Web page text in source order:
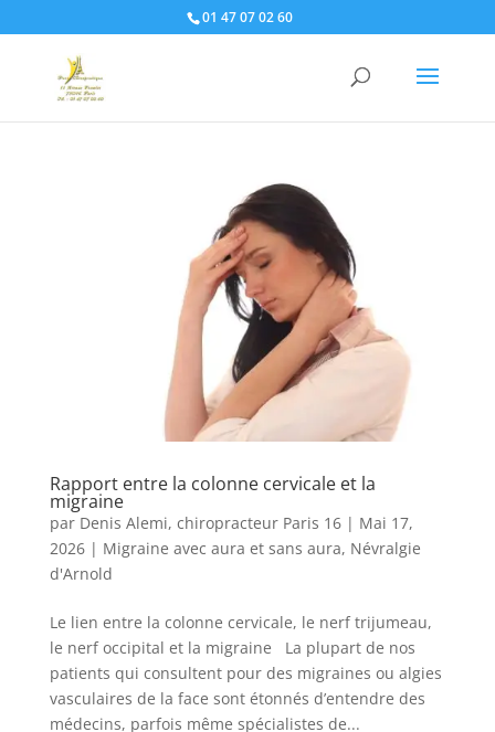
01 47 07 02 60
Rapport entre la colonne cervicale et la
migraine
par Denis Alemi, chiropracteur Paris 16| Mai 17,
2026| Migraine avec aura et sans aura, Névralgie
d'Arnold
Le lien entre la colonne cervicale, le nerf trijumeau,
le nerf occipital et la migraine La plupart de nos
patients qui consultent pour des migraines ou algies
vasculaires de la face sont étonnés d’entendre des
médecins, parfois même spécialistes de...